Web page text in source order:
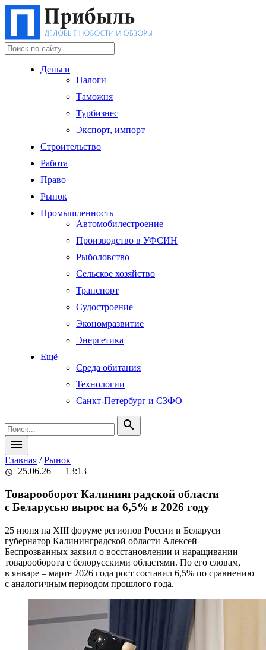
Деньги
Налоги
Таможня
Турбизнес
Экспорт, импорт
Строительство
Работа
Право
Рынок
Промышленность
Автомобилестроение
Производство в УФСИН
Рыболовство
Сельское хозяйство
Транспорт
Судостроение
Экономразвитие
Энергетика
Ещё
Среда обитания
Технологии
Санкт-Петербург и СЗФО
search
menu
Главная /Рынок
schedule 25.06.26 — 13:13
Товарооборот Калининградской области
с Беларусью вырос на 6,5% в 2026 году
25 июня на XIII форуме регионов России и Беларуси
губернатор Калининградской области Алексей
Беспрозванных заявил о восстановлении и наращивании
товарооборота с белорусскими областями. По его словам,
в январе – марте 2026 года рост составил 6,5% по сравнению
с аналогичным периодом прошлого года.